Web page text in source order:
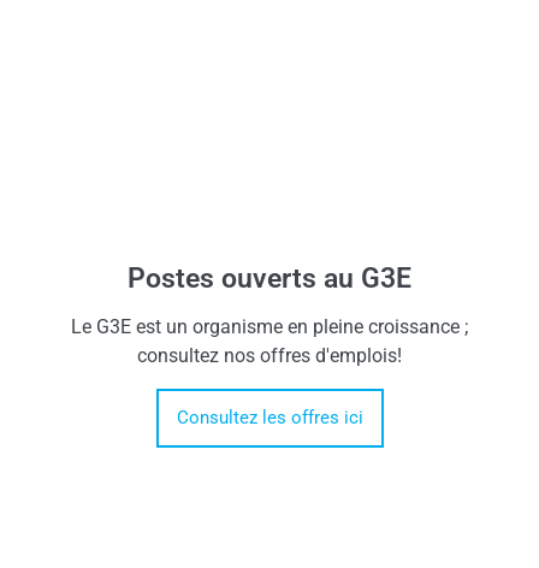
Postes ouverts au G3E
Le G3E est un organisme en pleine croissance ;
consultez nos offres d'emplois!
Consultez les offres ici